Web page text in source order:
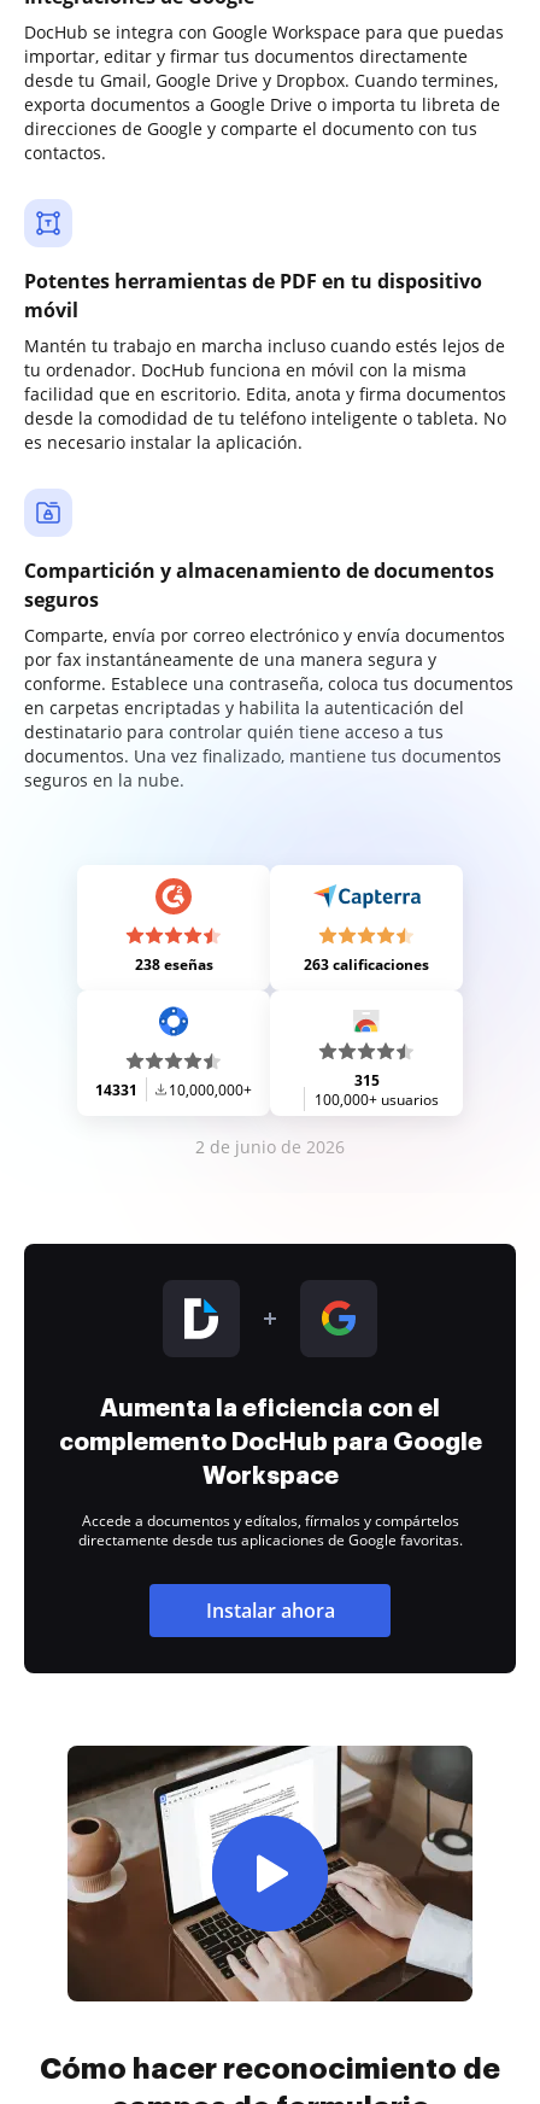
DocHub se integra con Google Workspace para que puedas
importar, editar y firmar tus documentos directamente
desde tu Gmail, Google Drive y Dropbox. Cuando termines,
exporta documentos a Google Drive o importa tu libreta de
direcciones de Google y comparte el documento con tus
contactos.
Potentes herramientas de PDF en tu dispositivo
móvil
Mantén tu trabajo en marcha incluso cuando estés lejos de
tu ordenador. DocHub funciona en móvil con la misma
facilidad que en escritorio. Edita, anota y firma documentos
desde la comodidad de tu teléfono inteligente o tableta. No
es necesario instalar la aplicación.
Compartición y almacenamiento de documentos
seguros
Comparte, envía por correo electrónico y envía documentos
por fax instantáneamente de una manera segura y
conforme. Establece una contraseña, coloca tus documentos
en carpetas encriptadas y habilita la autenticación del
destinatario para controlar quién tiene acceso a tus
documentos. Una vez finalizado, mantiene tus documentos
seguros en la nube.
238 eseñas 263 calificaciones
14331 10,000,000+
315
100,000+ usuarios
2 de junio de 2026
Aumenta la eficiencia con el
complemento DocHub para Google
Workspace
Accede a documentos y edítalos, fírmalos y compártelos
directamente desde tus aplicaciones de Google favoritas.
Instalar ahora
Cómo hacer reconocimiento de